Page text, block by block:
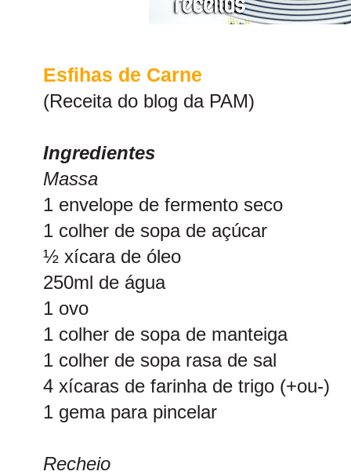
Esfihas de Carne
(Receita do blog da PAM)
Ingredientes
Massa
1 envelope de fermento seco
1 colher de sopa de açúcar
½ xícara de óleo
250ml de água
1 ovo
1 colher de sopa de manteiga
1 colher de sopa rasa de sal
4 xícaras de farinha de trigo (+ou-)
1 gema para pincelar
Recheio